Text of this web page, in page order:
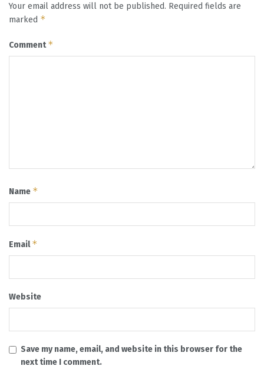
Your email address will not be published. Required fields are
marked *
Comment*
Name *
Email*
Website
Save my name, email, and website in this browser for the
next time I comment.